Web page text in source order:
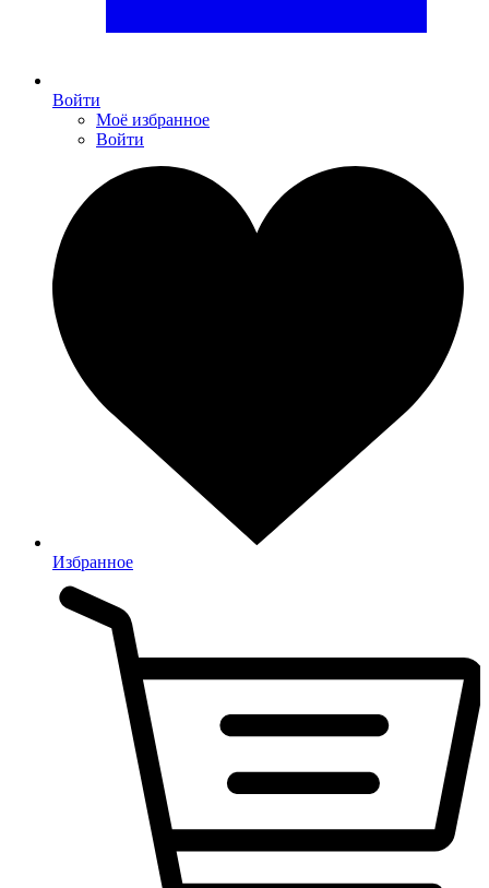
Войти
Моё избранное
Войти
Избранное